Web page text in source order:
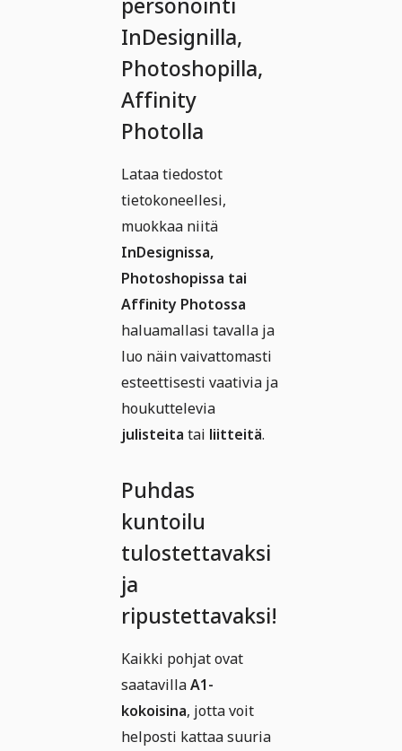
InDesignilla,
Photoshopilla,
Affinity
Photolla
Lataa tiedostot
tietokoneellesi,
muokkaa niitä
InDesignissa,
Photoshopissa tai
Affinity Photossa
haluamallasi tavalla ja
luo näin vaivattomasti
esteettisesti vaativia ja
houkuttelevia
julisteita tai liitteitä.
Puhdas
kuntoilu
tulostettavaksi
ja
ripustettavaksi!
Kaikki pohjat ovat
saatavillaA1-
kokoisina, jotta voit
helposti kattaa suuria